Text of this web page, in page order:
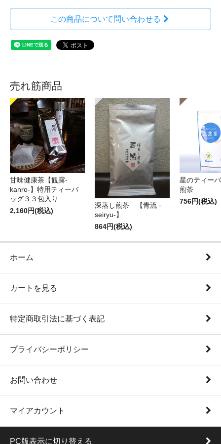
この商品について問い合わせる
売れ筋商品
甘味健康茶【観露-
kanro-】特用ティーバ
ッグ３３包入り
2,160円(税込)
深蒸し煎茶 【青流 -
seiryu-】
864円(税込)
星のティー
煎茶
756円(税込)
ホーム
カートを見る
特定商取引法に基づく表記
プライバシーポリシー
お問い合わせ
マイアカウント
PC版表示に切り替える